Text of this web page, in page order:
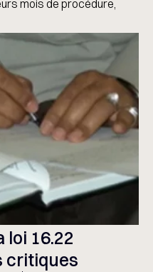
mois de procédure,
loi 16.22
critiques